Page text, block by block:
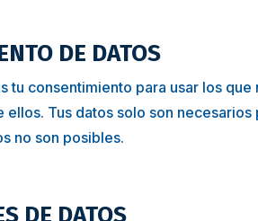
DE DATOS
tu consentimiento para usar los
Tus datos solo son
no son posibles.